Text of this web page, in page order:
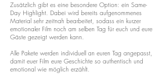
Zusätzlich gibt es eine besondere Option: ein Same-
Day Highlight. Dabei wird bereits aufgenommenes
Material sehr zeitnah bearbeitet, sodass ein kurzer
emotionaler Film noch am selben Tag für euch und eure
Gäste gezeigt werden kann.
Alle Pakete werden individuell an euren Tag angepasst,
damit euer Film eure Geschichte so authentisch und
emotional wie möglich erzählt.